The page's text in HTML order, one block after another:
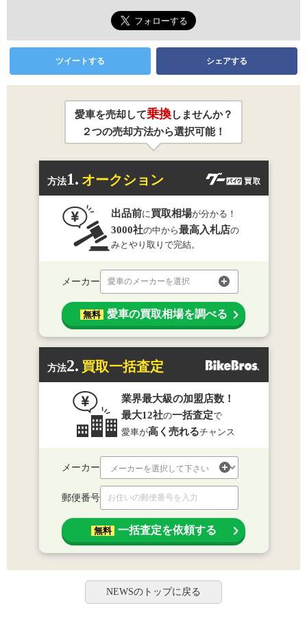
ツイートする シェアする
愛車を売却して乗換しませんか？
２つの売却方法から選択可能！
方法1. オークション
出品前に買取相場が分かる！
3000社の中から最高入札店の
みとやり取りで完結。
メーカー 愛車のメーカーを選択
無料 愛車の買取相場を調べる
方法2. 買取一括査定
業界最大級の加盟店数！
最大12社の一括査定で
愛車が高く売れるチャンス
メーカー
郵便番号
無料 一括査定を依頼する
NEWSのトップに戻る